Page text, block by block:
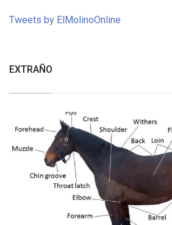
Tweets by ElMolinoOnline
EXTRAÑO